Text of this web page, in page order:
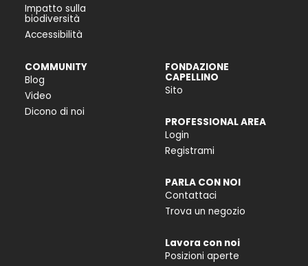
Impatto sulla
biodiversità
Accessibilità
COMMUNITY
Blog
Video
Dicono di noi
FONDAZIONE
CAPELLINO
Sito
PROFESSIONAL AREA
Login
Registrami
PARLA CON NOI
Contattaci
Trova un negozio
Lavora con noi
Posizioni aperte